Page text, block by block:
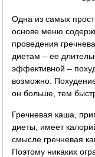
Одна из самых
основе меню
проведения
диетам – ее
эффективной –
возможно.
он больше, тем
Гречневая каша,
диеты, имеет
смысле гречневая
Поэтому никаких